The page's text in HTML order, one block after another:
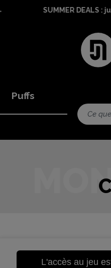
SUMMER DEALS :
Puffs
L'accès au jeu